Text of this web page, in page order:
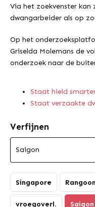
Via het zoekvenster kan
dwangarbeider als op
Op het
Griselda Molemans de
onderzoek naar de
Staat hield
Staat verzaakte
Verfijnen
Singapore Rangoon
vroegoverl. Saigon